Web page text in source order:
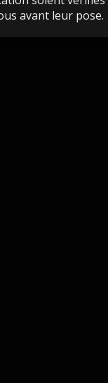
avant leur pose.